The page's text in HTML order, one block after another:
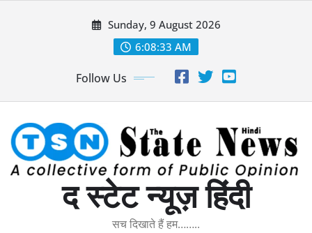
Sunday, 9 August 2026
6:08:35 AM
Follow Us
द स्टेट न्यूज़ हिंदी
सच दिखाते हैं हम……..